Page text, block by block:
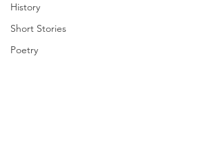
History
Short Stories
Poetry